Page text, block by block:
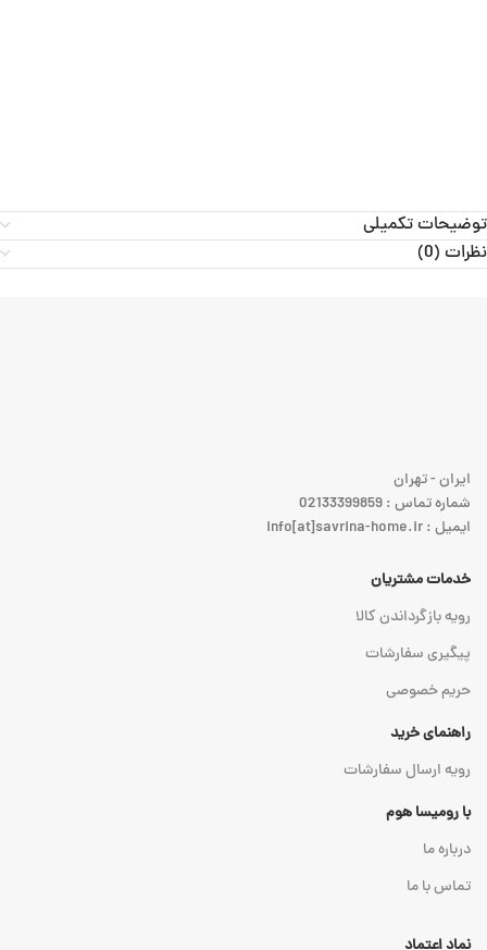
توضیحات تکمیلی
نظرات (0)
ایران - تهران
شماره تماس : 02133399859
ایمیل : info[at]savrina-home.ir
خدمات مشتریان
رویه بازگرداندن کالا
پیگیری سفارشات
حریم خصوصی
راهنمای خرید
رویه ارسال سفارشات
با رومیسا هوم
درباره ما
تماس با ما